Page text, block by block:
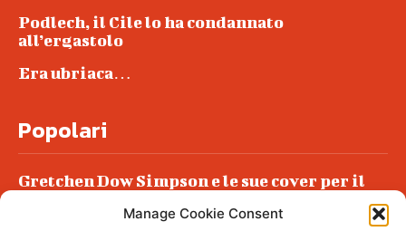
Manage Cookie Consent
Podlech, il Cile lo ha condannato
all’ergastolo
Era ubriaca…
Popolari
Gretchen Dow Simpson e le sue cover per il